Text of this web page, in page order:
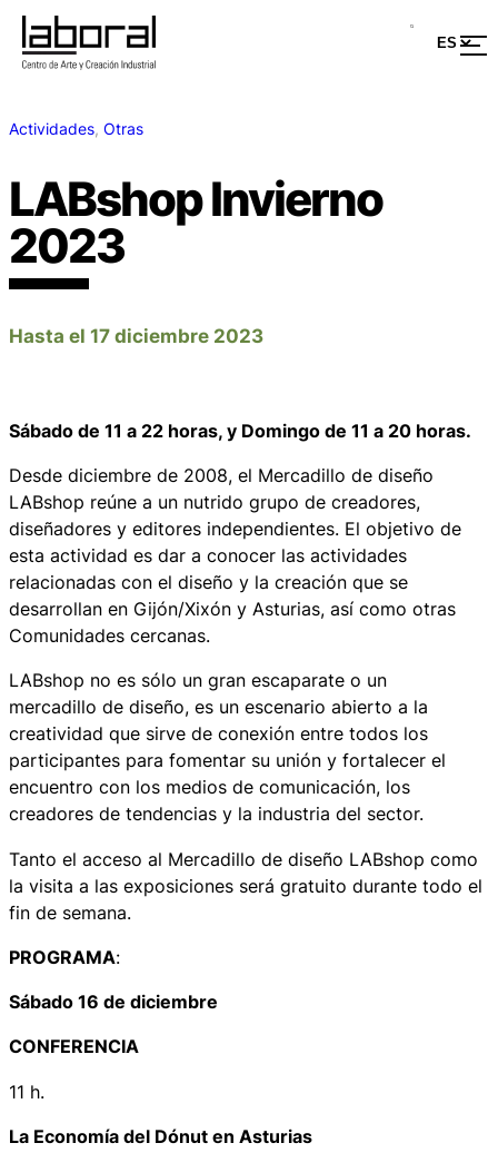
Actividades, Otras
LABshop Invierno
2023
Hasta el 17 diciembre 2023
Sábado de 11 a 22 horas, y Domingo de 11 a 20 horas.
Desde diciembre de 2008, el Mercadillo de diseño
LABshop reúne a un nutrido grupo de creadores,
diseñadores y editores independientes. El objetivo de
esta actividad es dar a conocer las actividades
relacionadas con el diseño y la creación que se
desarrollan en Gijón/Xixón y Asturias, así como otras
Comunidades cercanas.
LABshop no es sólo un gran escaparate o un
mercadillo de diseño, es un escenario abierto a la
creatividad que sirve de conexión entre todos los
participantes para fomentar su unión y fortalecer el
encuentro con los medios de comunicación, los
creadores de tendencias y la industria del sector.
Tanto el acceso al Mercadillo de diseño LABshop como
la visita a las exposiciones será gratuito durante todo el
fin de semana.
PROGRAMA:
Sábado 16 de diciembre
CONFERENCIA
11 h.
La Economía del Dónut en Asturias